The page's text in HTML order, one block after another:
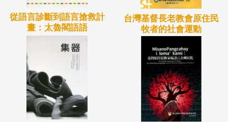
從語言診斷到語言搶救計
畫：太魯閣語語
台灣基督長老教會原住民
牧者的社會運動